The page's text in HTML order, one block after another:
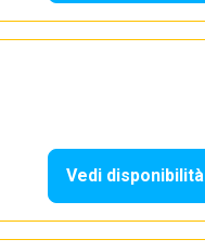
Vedi disponibilità